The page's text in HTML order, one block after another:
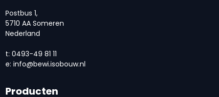
Postbus 1,
5710 AA Someren
Nederland
t: 0493-49 81 11
e: info@bewi.isobouw.nl
Producten